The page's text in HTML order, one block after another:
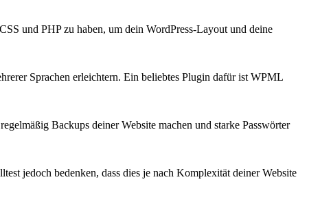
und PHP zu haben, um dein WordPress-Layout und deine
Sprachen erleichtern. Ein beliebtes Plugin dafür ist WPML
Backups deiner Website machen und starke Passwörter
jedoch bedenken, dass dies je nach Komplexität deiner Website